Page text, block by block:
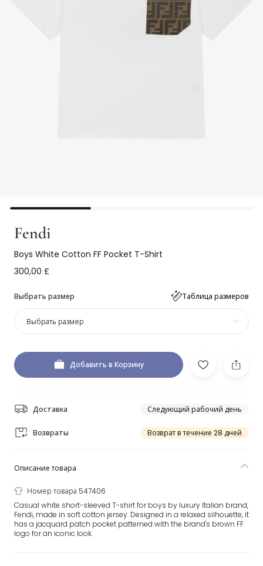
Fendi
Boys White Cotton FF Pocket T-Shirt
300,00 £
Выбрать размер Таблица размеров
Выбрать размер
Добавить в Корзину
Доставка Следующий рабочий день
Возвраты Возврат в течение 28 дней
Описание товара
Номер товара 547406
Casual white short-sleeved T-shirt for boys by luxury Italian brand,
Fendi, made in soft cotton jersey. Designed in a relaxed silhouette, it
has a jacquard patch pocket patterned with the brand's brown FF
logo for an iconic look.